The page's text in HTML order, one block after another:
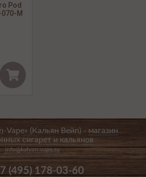
Pod
070-M
Vape» (Кальян Вейп) - магазин
сигарет и кальянов
info@kalyan-vape.ru
(495) 178-03-60